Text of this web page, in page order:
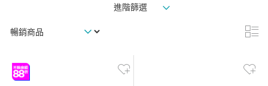
進階篩選